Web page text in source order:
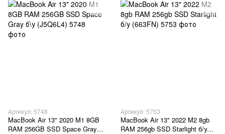
Артикул: 5748
MacBook Air 13" 2020 M1 8GB
RAM 256GB SSD Space Gray
Артикул: 5753
MacBook Air 13" 2022 M2 8gb
RAM 256gb SSD Starlight б/у